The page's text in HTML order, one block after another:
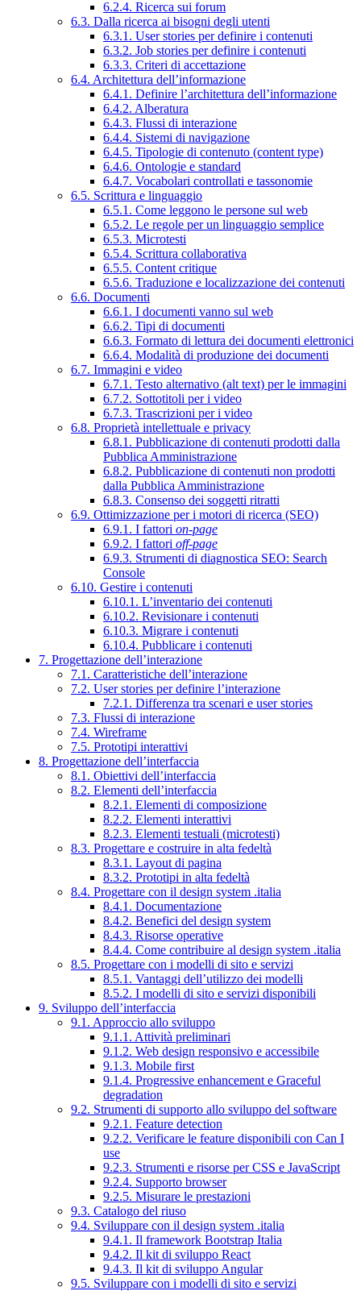
6.2.4. Ricerca sui forum
6.3. Dalla ricerca ai bisogni degli utenti
6.3.1. User stories per definire i contenuti
6.3.2. Job stories per definire i contenuti
6.3.3. Criteri di accettazione
6.4. Architettura dell’informazione
6.4.1. Definire l’architettura dell’informazione
6.4.2. Alberatura
6.4.3. Flussi di interazione
6.4.4. Sistemi di navigazione
6.4.5. Tipologie di contenuto (content type)
6.4.6. Ontologie e standard
6.4.7. Vocabolari controllati e tassonomie
6.5. Scrittura e linguaggio
6.5.1. Come leggono le persone sul web
6.5.2. Le regole per un linguaggio semplice
6.5.3. Microtesti
6.5.4. Scrittura collaborativa
6.5.5. Content critique
6.5.6. Traduzione e localizzazione dei contenuti
6.6. Documenti
6.6.1. I documenti vanno sul web
6.6.2. Tipi di documenti
6.6.3. Formato di lettura dei documenti elettronici
6.6.4. Modalità di produzione dei documenti
6.7. Immagini e video
6.7.1. Testo alternativo (alt text) per le immagini
6.7.2. Sottotitoli per i video
6.7.3. Trascrizioni per i video
6.8. Proprietà intellettuale e privacy
6.8.1. Pubblicazione di contenuti prodotti dalla
Pubblica Amministrazione
6.8.2. Pubblicazione di contenuti non prodotti
dalla Pubblica Amministrazione
6.8.3. Consenso dei soggetti ritratti
6.9. Ottimizzazione per i motori di ricerca (SEO)
6.9.1. I fattori on-page
6.9.2. I fattori off-page
6.9.3. Strumenti di diagnostica SEO: Search
Console
6.10. Gestire i contenuti
6.10.1. L’inventario dei contenuti
6.10.2. Revisionare i contenuti
6.10.3. Migrare i contenuti
6.10.4. Pubblicare i contenuti
7. Progettazione dell’interazione
7.1. Caratteristiche dell’interazione
7.2. User stories per definire l’interazione
7.2.1. Differenza tra scenari e user stories
7.3. Flussi di interazione
7.4. Wireframe
7.5. Prototipi interattivi
8. Progettazione dell’interfaccia
8.1. Obiettivi dell’interfaccia
8.2. Elementi dell’interfaccia
8.2.1. Elementi di composizione
8.2.2. Elementi interattivi
8.2.3. Elementi testuali (microtesti)
8.3. Progettare e costruire in alta fedeltà
8.3.1. Layout di pagina
8.3.2. Prototipi in alta fedeltà
8.4. Progettare con il design system .italia
8.4.1. Documentazione
8.4.2. Benefici del design system
8.4.3. Risorse operative
8.4.4. Come contribuire al design system .italia
8.5. Progettare con i modelli di sito e servizi
8.5.1. Vantaggi dell’utilizzo dei modelli
8.5.2. I modelli di sito e servizi disponibili
9. Sviluppo dell’interfaccia
9.1. Approccio allo sviluppo
9.1.1. Attività preliminari
9.1.2. Web design responsivo e accessibile
9.1.3. Mobile first
9.1.4. Progressive enhancement e Graceful
degradation
9.2. Strumenti di supporto allo sviluppo del software
9.2.1. Feature detection
9.2.2. Verificare le feature disponibili con Can I
use
9.2.3. Strumenti e risorse per CSS e JavaScript
9.2.4. Supporto browser
9.2.5. Misurare le prestazioni
9.3. Catalogo del riuso
9.4. Sviluppare con il design system .italia
9.4.1. Il framework Bootstrap Italia
9.4.2. Il kit di sviluppo React
9.4.3. Il kit di sviluppo Angular
9.5. Sviluppare con i modelli di sito e servizi